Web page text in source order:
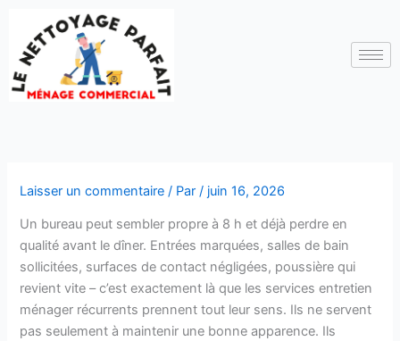
contenu
Laisser un commentaire / Par/ juin 16, 2026
Un bureau peut sembler propre à 8 h et déjà perdre en
qualité avant le dîner. Entrées marquées, salles de bain
sollicitées, surfaces de contact négligées, poussière qui
revient vite – c’est exactement là que les services entretien
ménager récurrents prennent tout leur sens. Ils ne servent
pas seulement à maintenir une bonne apparence. Ils